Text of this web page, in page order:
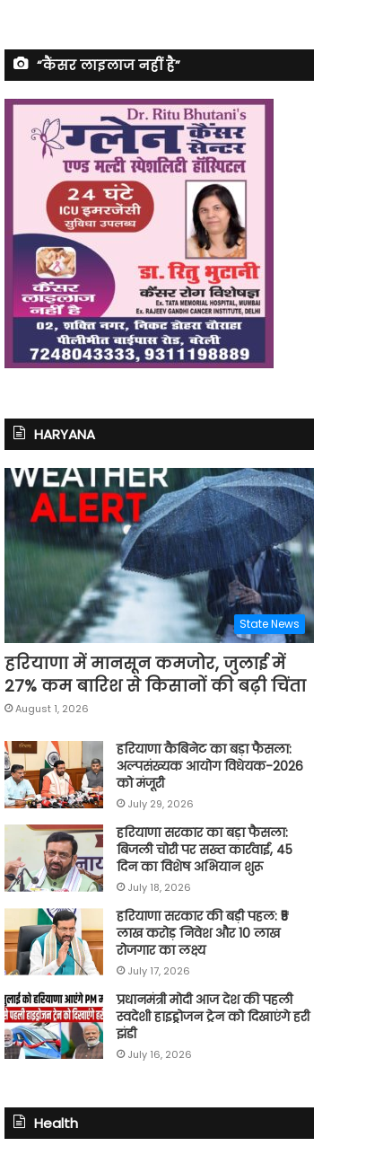
“कैंसर लाइलाज नहीं है”
HARYANA
State News
हरियाणा में मानसून कमजोर, जुलाई में
27% कम बारिश से किसानों की बढ़ी चिंता
August 1, 2026
हरियाणा कैबिनेट का बड़ा फैसला:
अल्पसंख्यक आयोग विधेयक-2026
को मंजूरी
July 29, 2026
हरियाणा सरकार का बड़ा फैसला:
बिजली चोरी पर सख्त कार्रवाई, 45
दिन का विशेष अभियान शुरू
July 18, 2026
हरियाणा सरकार की बड़ी पहल: ₹5
लाख करोड़ निवेश और 10 लाख
रोजगार का लक्ष्य
July 17, 2026
प्रधानमंत्री मोदी आज देश की पहली
स्वदेशी हाइड्रोजन ट्रेन को दिखाएंगे हरी
झंडी
July 16, 2026
Health